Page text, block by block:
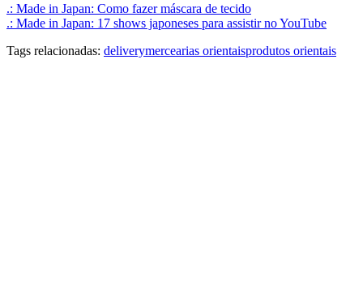
.: Made in Japan: Como fazer máscara de tecido
.: Made in Japan: 17 shows japoneses para assistir no YouTube
Tags relacionadas: deliverymercearias orientaisprodutos orientais